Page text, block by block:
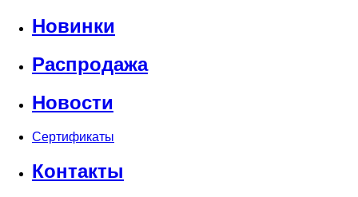
Новинки
Распродажа
Новости
Сертификаты
Контакты